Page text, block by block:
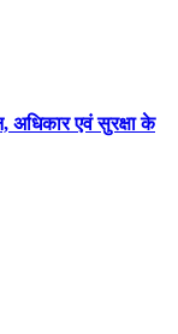
अधिकार एवं सुरक्षा के